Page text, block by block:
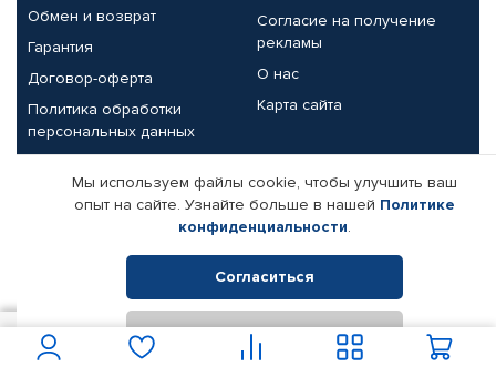
Обмен и возврат
Гарантия
Договор-оферта
Политика обработки
персональных данных
Согласие на получение
рекламы
О нас
Карта сайта
Партнерам
Корпоративным клиентам
Поставщикам
Реквизиты компании
© КАМАЗ ЦЕНТР ДОНЕЦК, 2015-2026. Все права защищены.
Интернет-магазин автомобильных товаров Автопрофи.
Мы используем файлы cookie, чтобы улучшить ваш
опыт на сайте. Узнайте больше в нашей Политике
конфиденциальности.
Согласиться
Отклонить
В корзину